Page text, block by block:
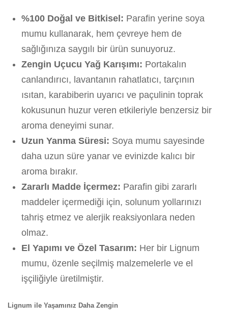
%100 Doğal ve Bitkisel: Parafin yerine soya
mumu kullanarak, hem çevreye hem de
sağlığınıza saygılı bir ürün sunuyoruz.
Zengin Uçucu Yağ Karışımı: Portakalın
canlandırıcı, lavantanın rahatlatıcı, tarçının
ısıtan, karabiberin uyarıcı ve paçulinin toprak
kokusunun huzur veren etkileriyle benzersiz bir
aroma deneyimi sunar.
Uzun Yanma Süresi: Soya mumu sayesinde
daha uzun süre yanar ve evinizde kalıcı bir
aroma bırakır.
Zararlı Madde İçermez: Parafin gibi zararlı
maddeler içermediği için, solunum yollarınızı
tahriş etmez ve alerjik reaksiyonlara neden
olmaz.
El Yapımı ve Özel Tasarım: Her bir Lignum
mumu, özenle seçilmiş malzemelerle ve el
işçiliğiyle üretilmiştir.
Lignum ile Yaşamınız Daha Zengin